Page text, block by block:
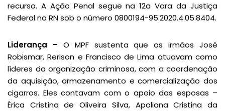
recurso. A Ação Penal segue na 12a Vara da Justiça
Federal no RN sob o número 0800194-95.2020.4.05.8404.
Liderança – O MPF sustenta que os irmãos José
Robismar, Rerison e Francisco de Lima atuavam como
líderes da organização criminosa, com a coordenação
da aquisição, armazenamento e comercialização dos
cigarros. Eles contavam com o apoio das esposas –
Érica Cristina de Oliveira Silva, Apoliana Cristina da